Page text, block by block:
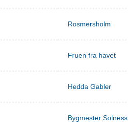
Rosmersholm
Fruen fra havet
Hedda Gabler
Bygmester Solness